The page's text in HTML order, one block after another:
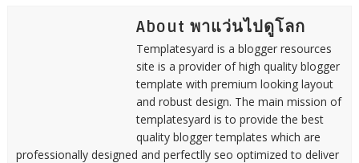
About พาแว่นไปดูโลก
Templatesyard is a blogger resources
site is a provider of high quality blogger
template with premium looking layout
and robust design. The main mission of
templatesyard is to provide the best
quality blogger templates which are
professionally designed and perfectlly seo optimized to deliver